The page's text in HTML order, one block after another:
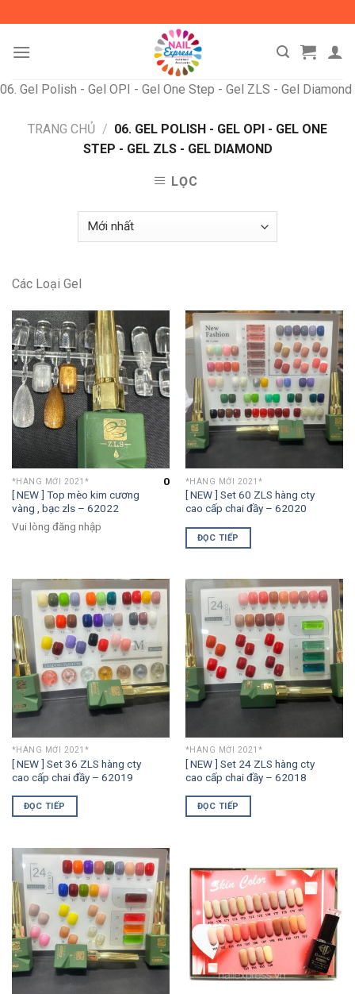
content
06. Gel Polish - Gel OPI - Gel One Step - Gel ZLS - Gel Diamond
TRANG CHỦ / 06. GEL POLISH - GEL OPI - GEL ONE
STEP - GEL ZLS - GEL DIAMOND
LỌC
Các Loại Gel
*HÀNG MỚI 2021*
[ NEW ] Top mèo kim cương
vàng , bạc zls – 62022
0
Vui lòng đăng nhập
*HÀNG MỚI 2021*
[ NEW ] Set 60 ZLS hàng cty
cao cấp chai đầy – 62020
ĐỌC TIẾP
*HÀNG MỚI 2021*
[ NEW ] Set 36 ZLS hàng cty
cao cấp chai đầy – 62019
ĐỌC TIẾP
*HÀNG MỚI 2021*
[ NEW ] Set 24 ZLS hàng cty
cao cấp chai đầy – 62018
ĐỌC TIẾP